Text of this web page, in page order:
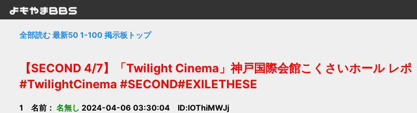
全部読む 最新50 1-100 掲示板トップ
【SECOND 4/7】「Twilight Cinema」神戸国際会館こくさいホール レ
#TwilightCinema #SECOND#EXILETHESE
1 名前： 名無し 2024-04-06 03:30:04 ID:lOThiMWJj